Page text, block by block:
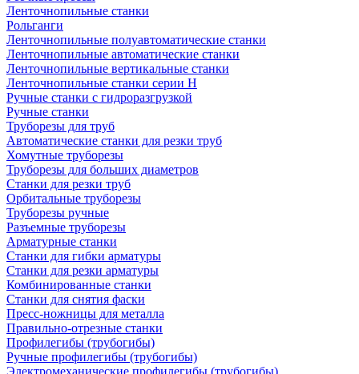
Ленточнопильные станки
Рольганги
Ленточнопильные полуавтоматические станки
Ленточнопильные автоматические станки
Ленточнопильные вертикальные станки
Ленточнопильные станки серии H
Ручные станки с гидроразгрузкой
Ручные станки
Труборезы для труб
Автоматические станки для резки труб
Хомутные труборезы
Труборезы для больших диаметров
Станки для резки труб
Орбитальные труборезы
Труборезы ручные
Разъемные труборезы
Арматурные станки
Станки для гибки арматуры
Станки для резки арматуры
Комбинированные станки
Станки для снятия фаски
Пресс-ножницы для металла
Правильно-отрезные станки
Профилегибы (трубогибы)
Ручные профилегибы (трубогибы)
Электромеханические профилегибы (трубогибы)